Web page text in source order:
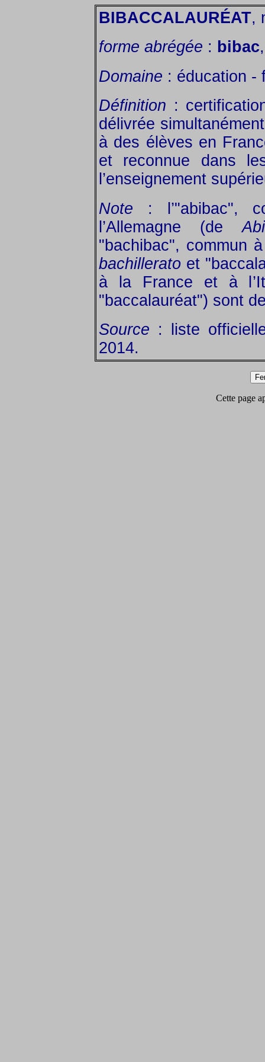
BIBACCALAURÉAT,
forme abrégée : bibac
Domaine : éducation -
Définition :
délivrée
à des élèves en
et reconnue dans
l’enseignement
Note : l’"abibac",
l’Allemagne (de
"bachibac", commun
bachillerato et
à la France et à
"baccalauréat") sont
Source : liste
2014.
Cette page